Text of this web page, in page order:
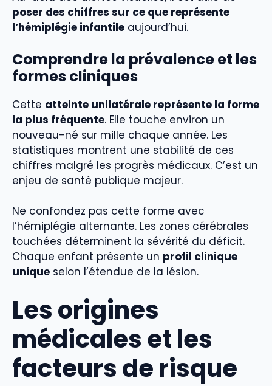
poser des chiffres sur ce que représente
l’hémiplégie infantile aujourd’hui.
Comprendre la prévalence et les
formes cliniques
Cette atteinte unilatérale représente la forme
la plus fréquente. Elle touche environ un
nouveau-né sur mille chaque année. Les
statistiques montrent une stabilité de ces
chiffres malgré les progrès médicaux. C’est un
enjeu de santé publique majeur.
Ne confondez pas cette forme avec
l’hémiplégie alternante. Les zones cérébrales
touchées déterminent la sévérité du déficit.
Chaque enfant présente un profil clinique
unique selon l’étendue de la lésion.
Les origines
médicales et les
facteurs de risque